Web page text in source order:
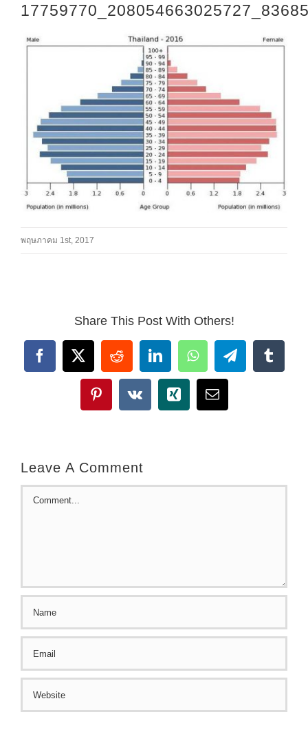
พฤษภาคม 1st, 2017
Share This Post With Others!
Facebook
X RedditLinkedInWhatsAppTelegramTumblr
Pinterest
Vk Xing Email
Leave A Comment
Comment